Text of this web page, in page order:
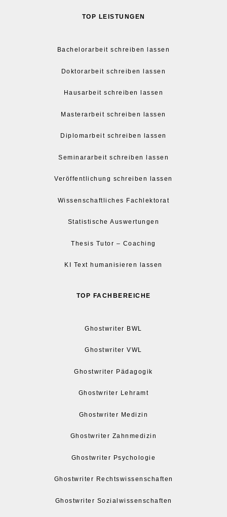
TOP LEISTUNGEN
Bachelorarbeit schreiben lassen
Doktorarbeit schreiben lassen
Hausarbeit schreiben lassen
Masterarbeit schreiben lassen
Diplomarbeit schreiben lassen
Seminararbeit schreiben lassen
Veröffentlichung schreiben lassen
Wissenschaftliches Fachlektorat
Statistische Auswertungen
Thesis Tutor – Coaching
KI Text humanisieren lassen
TOP FACHBEREICHE
Ghostwriter BWL
Ghostwriter VWL
Ghostwriter Pädagogik
Ghostwriter Lehramt
Ghostwriter Medizin
Ghostwriter Zahnmedizin
Ghostwriter Psychologie
Ghostwriter Rechtswissenschaften
Ghostwriter Sozialwissenschaften